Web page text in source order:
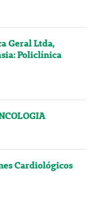
Geral Ltda,
Policlínica
Cardiológicos